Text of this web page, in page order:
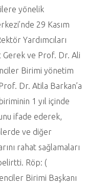
yönelik
29 Kasım
Yardımcıları
ve Prof. Dr. Ali
Birimi yönetim
Dr. Atila Barkan’a
1 yıl içinde
ifade ederek,
ve diğer
rahat sağlamaları
Röp: (
Birimi Başkanı